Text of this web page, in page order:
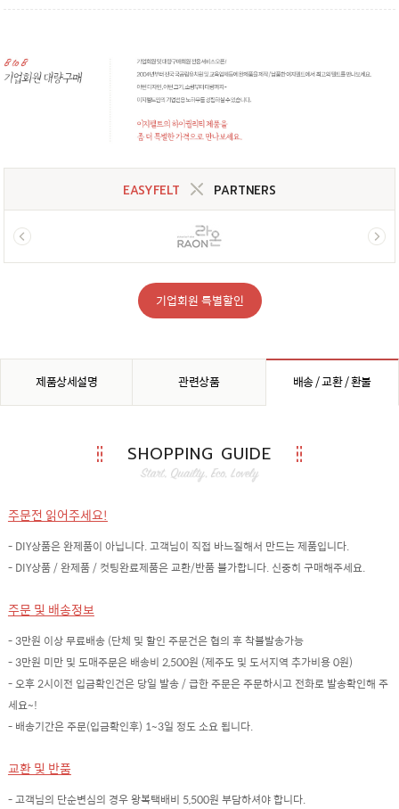
EASYFELT PARTNERS
기업회원 특별할인
제품상세설명 관련상품 배송 / 교환 / 환불
SHOPPING GUIDE
주문전 읽어주세요!
- DIY상품은 완제품이 아닙니다. 고객님이 직접 바느질해서 만드는 제품입니다.
- DIY상품 / 완제품 / 컷팅완료제품은 교환/반품 불가합니다. 신중히 구매해주세요.
주문 및 배송정보
- 3만원 이상 무료배송 (단체 및 할인 주문건은 협의 후 착불발송가능
- 3만원 미만 및 도매주문은 배송비 2,500원 (제주도 및 도서지역 추가비용 0원)
- 오후 2시이전 입금확인건은 당일 발송 / 급한 주문은 주문하시고 전화로 발송확인해 주
세요~!
- 배송기간은 주문(입금확인후) 1~3일 정도 소요 됩니다.
교환 및 반품
- 고객님의 단순변심의 경우 왕복택배비 5,500원 부담하셔야 합니다.